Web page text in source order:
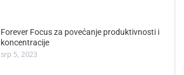
Forever Focus za povećanje produktivnosti i
koncentracije
srp 5, 2023